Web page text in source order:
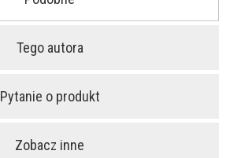
Tego autora
Pytanie o produkt
Zobacz inne